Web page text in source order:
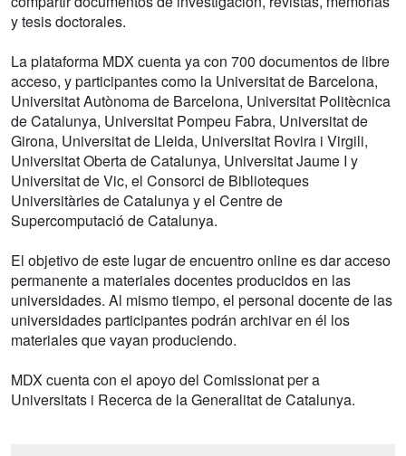
y tesis doctorales.
La plataforma MDX cuenta ya con 700 documentos de libre
acceso, y participantes como la Universitat de Barcelona,
Universitat Autònoma de Barcelona, Universitat Politècnica
de Catalunya, Universitat Pompeu Fabra, Universitat de
Girona, Universitat de Lleida, Universitat Rovira i Virgili,
Universitat Oberta de Catalunya, Universitat Jaume I y
Universitat de Vic, el Consorci de Biblioteques
Universitàries de Catalunya y el Centre de
Supercomputació de Catalunya.
El objetivo de este lugar de encuentro online es dar acceso
permanente a materiales docentes producidos en las
universidades. Al mismo tiempo, el personal docente de las
universidades participantes podrán archivar en él los
materiales que vayan produciendo.
MDX cuenta con el apoyo del Comissionat per a
Universitats i Recerca de la Generalitat de Catalunya.